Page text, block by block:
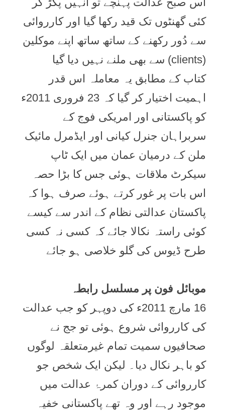
کئی گھنٹوں تک قید رکھا گیا اور کارروائی
سے دُور رکھنے کے ساتھ ساتھ اپنے موکلین
(clients) سے بھی ملنے نہیں دیا گیا
کتاب کے مطابق یہ معاملہ اس قدر
اہمیت اختیار کر گیا کہ 23 فروری 2011ء
کو پاکستانی اور امریکی فوج کے
سربراہان جنرل کیانی اور ایڈمرل مائیک
ملن کے درمیان عمان میں ایک ٹاپ
سیکرٹ ملاقات ہوئی جس کا بڑا حصہ
اس بات پر غور کرتے ہوئے صرف ہوا کہ
پاکستان عدالتی نظام کے اندر سے کیسے
کوئی راستہ نکالا جائے کہ کسی نہ کسی
طرح ڈیوس کی گلو خلاصی ہو جائے
موبائل فون پر مسلسل رابطہ
16 مارچ 2011ء کی دوپہر کو جب عدالت
کی کارروائی شروع ہوئی تو جج نے
صحافیوں سمیت تمام غیرمتعلقہ لوگوں
کو باہر نکال دیا۔ لیکن ایک شخص جو
کارروائی کے دوران کمرۂ عدالت میں
موجود رہے اور وہ تھے پاکستانی خفیہ